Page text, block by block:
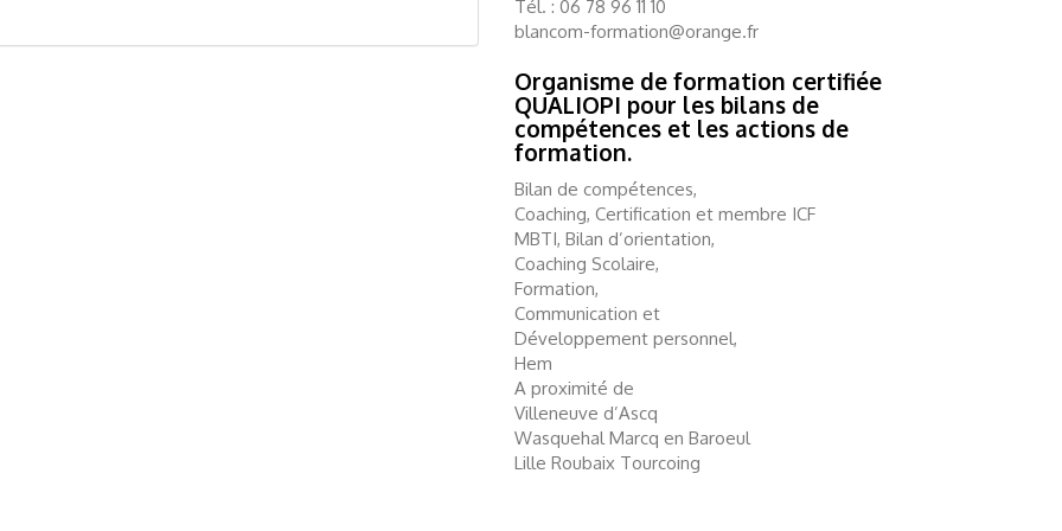
Tél. : 06 78 96 11 10
blancom-formation@orange.fr
Organisme de formation certifiée
QUALIOPI pour les bilans de
compétences et les actions de
formation.
Bilan de compétences,
Coaching, Certification et membre ICF
MBTI, Bilan d’orientation,
Coaching Scolaire,
Formation,
Communication et
Développement personnel,
Hem
A proximité de
Villeneuve d’Ascq
Wasquehal Marcq en Baroeul
Lille Roubaix Tourcoing